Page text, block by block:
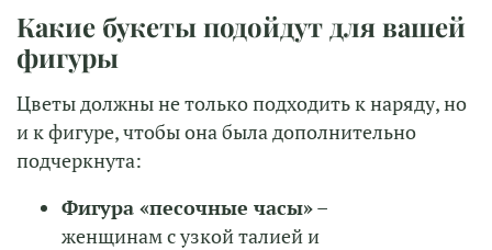
Какие букеты подойдут для вашей
фигуры
Цветы должны не только подходить к наряду, но
и к фигуре, чтобы она была дополнительно
подчеркнута:
Фигура «песочные часы»–
женщинам с узкой талией и